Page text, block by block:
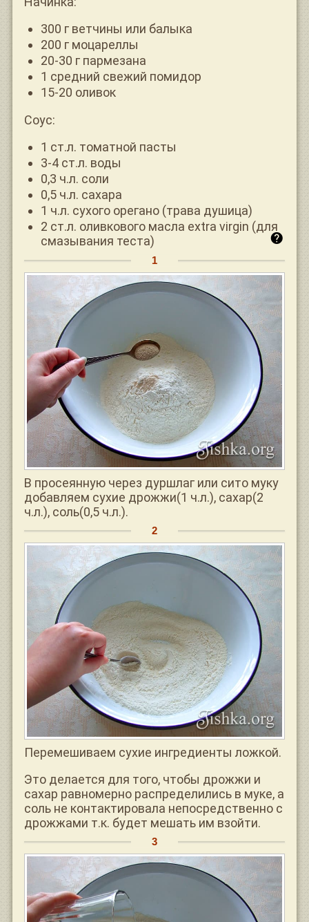
300 г ветчины или балыка
200 г моцареллы
20-30 г пармезана
1 средний свежий помидор
15-20 оливок
Соус:
1 ст.л. томатной пасты
3-4 ст.л. воды
0,3 ч.л. соли
0,5 ч.л. сахара
1 ч.л. сухого орегано (трава душица)
2 ст.л. оливкового масла extra virgin (для
смазывания теста)
В просеянную через дуршлаг или сито муку
добавляем сухие дрожжи(1 ч.л.), сахар(2
ч.л.), соль(0,5 ч.л.).
Перемешиваем сухие ингредиенты ложкой.
Это делается для того, чтобы дрожжи и
сахар равномерно распределились в муке, а
соль не контактировала непосредственно с
дрожжами т.к. будет мешать им взойти.